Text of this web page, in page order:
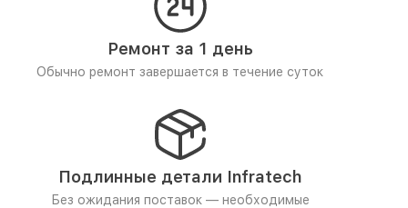
Ремонт за 1 день
Обычно ремонт завершается в течение суток
Подлинные детали Infratech
Без ожидания поставок — необходимые